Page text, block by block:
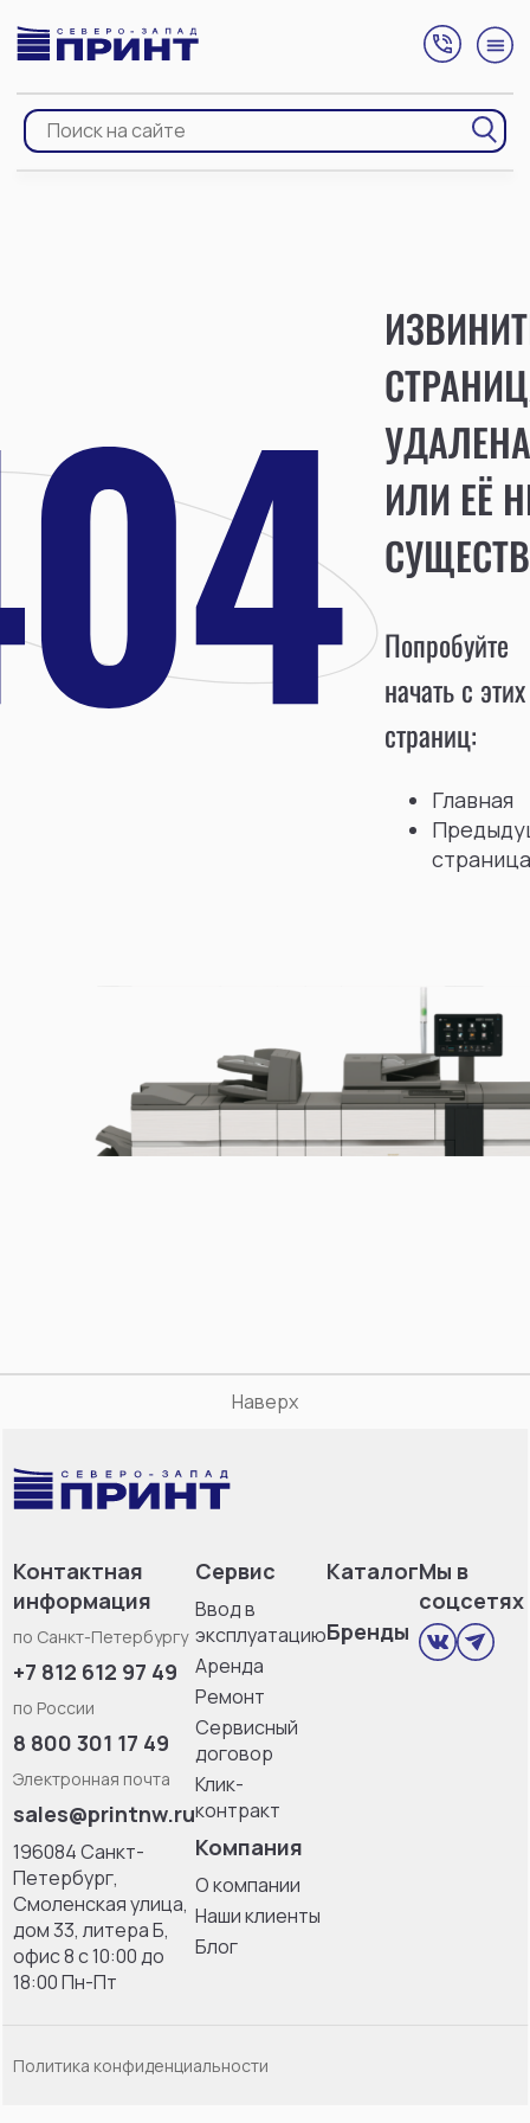
УДАЛЕНА
ИЛИ ЕЁ
Попробуйте
начать с этих
страниц:
Главная
страница
Наверх
Контактная
информация
по Санкт-Петербургу
+7 812 612 97 49
по России
8 800 301 17 49
Электронная почта
sales@printnw.ru
196084 Санкт-
Петербург,
Смоленская улица,
дом 33, литерa Б,
офис 8 с 10:00 до
18:00 Пн-Пт
Сервис
Ввод в
эксплуатацию
Аренда
Ремонт
Сервисный
договор
Клик-
контракт
Компания
О компании
Наши клиенты
Блог
Каталог
Бренды
Мы в
соцсетях
Политика конфиденциальности